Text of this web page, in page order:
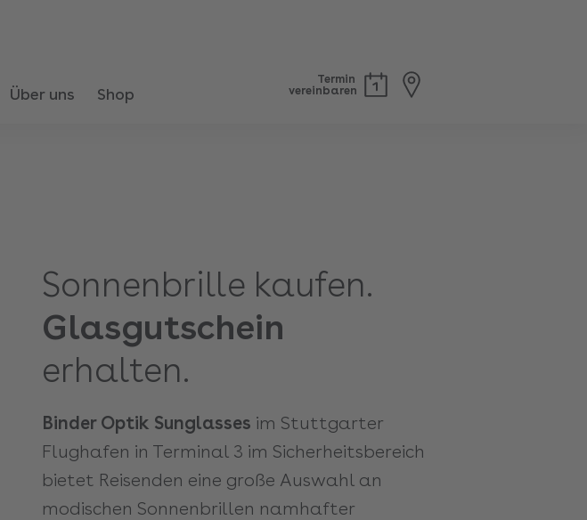
Über uns Shop
Termin
vereinbaren
Sonnenbrille kaufen.
Glasgutschein
erhalten.
Binder Optik Sunglasses im Stuttgarter
Flughafen in Terminal 3 im Sicherheitsbereich
bietet Reisenden eine große Auswahl an
modischen Sonnenbrillen namhafter